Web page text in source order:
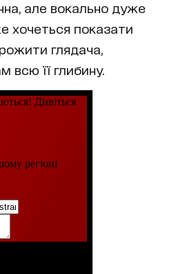
але вокально дуже
хочеться показати
глядача,
всю її глибину.